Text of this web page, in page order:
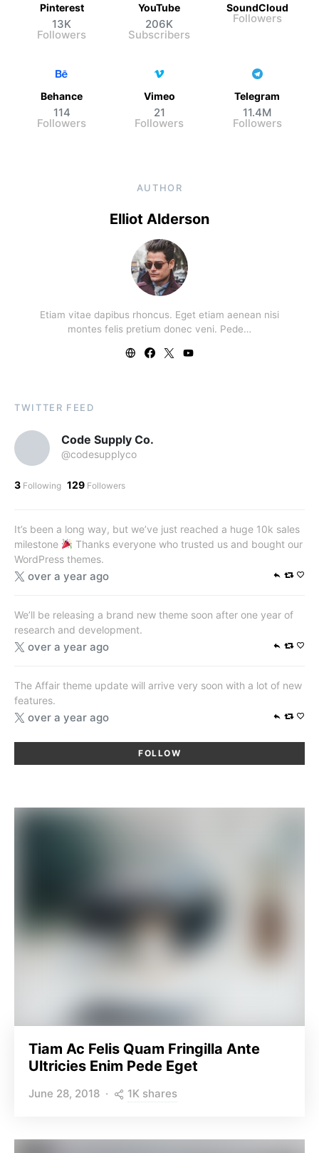
Pinterest
13K
Followers
YouTube
206K
Subscribers
SoundCloud
Followers
Behance
114
Followers
Vimeo
21
Followers
Telegram
11.4M
Followers
AUTHOR
Elliot Alderson
Etiam vitae dapibus rhoncus. Eget etiam aenean nisi
montes felis pretium donec veni. Pede…
TWITTER FEED
Code Supply Co.
@codesupplyco
3 Following 129 Followers
It’s been a long way, but we’ve just reached a huge 10k sales
milestone
Thanks everyone who trusted us and bought our
WordPress themes.
over a year ago
We’ll be releasing a brand new theme soon after one year of
research and development.
over a year ago
The Affair theme update will arrive very soon with a lot of new
features.
over a year ago
FOLLOW
Tiam Ac Felis Quam Fringilla Ante
Ultricies Enim Pede Eget
June 28, 2018 1K shares